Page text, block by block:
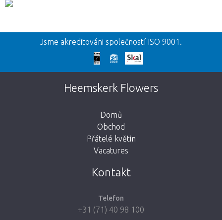
Zpět
Omlouváme se
Tato stránka neexistuje. Kliknutím na
tlačítko níže se vrátíte do obchodu.
Jsme akreditováni společností ISO 9001.
Heemskerk Flowers
Domů
Obchod
Přátelé květin
Vacatures
Kontakt
Telefon
+31 (71) 40 98 100